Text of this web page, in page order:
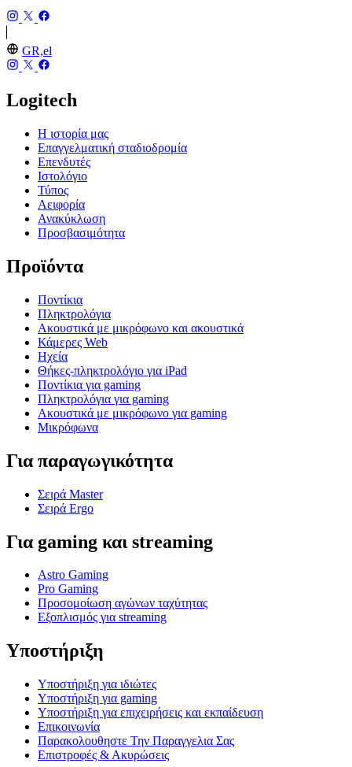
GR,el
Logitech
Η ιστορία μας
Επαγγελματική σταδιοδρομία
Επενδυτές
Ιστολόγιο
Τύπος
Αειφορία
Ανακύκλωση
Προσβασιμότητα
Προϊόντα
Ποντίκια
Πληκτρολόγια
Ακουστικά με μικρόφωνο και ακουστικά
Κάμερες Web
Ηχεία
Θήκες-πληκτρολόγιο για iPad
Ποντίκια για gaming
Πληκτρολόγια για gaming
Ακουστικά με μικρόφωνο για gaming
Μικρόφωνα
Για παραγωγικότητα
Σειρά Master
Σειρά Ergo
Για gaming και streaming
Astro Gaming
Pro Gaming
Προσομοίωση αγώνων ταχύτητας
Εξοπλισμός για streaming
Υποστήριξη
Υποστήριξη για ιδιώτες
Υποστήριξη για gaming
Υποστήριξη για επιχειρήσεις και εκπαίδευση
Επικοινωνία
Παρακολουθηστε Την Παραγγελια Σας
Επιστροφές & Ακυρώσεις